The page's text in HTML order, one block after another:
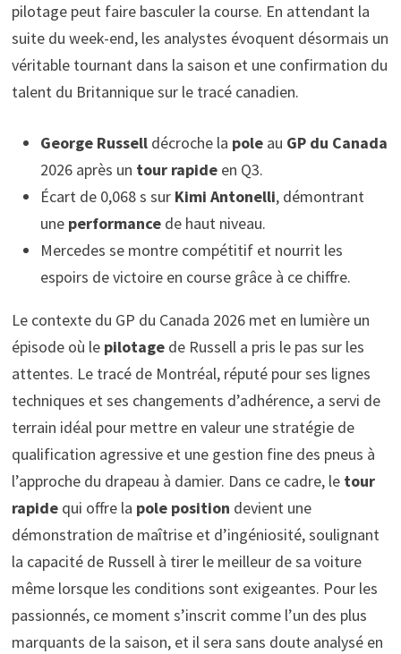
pilotage peut faire basculer la course. En attendant la
suite du week-end, les analystes évoquent désormais un
véritable tournant dans la saison et une confirmation du
talent du Britannique sur le tracé canadien.
George Russelldécroche la poleau GP du Canada
2026 après un tour rapideen Q3.
Écart de 0,068 s sur Kimi Antonelli, démontrant
une performancede haut niveau.
Mercedes se montre compétitif et nourrit les
espoirs de victoire en course grâce à ce chiffre.
Le contexte du GP du Canada 2026 met en lumière un
épisode où le pilotagede Russell a pris le pas sur les
attentes. Le tracé de Montréal, réputé pour ses lignes
techniques et ses changements d’adhérence, a servi de
terrain idéal pour mettre en valeur une stratégie de
qualification agressive et une gestion fine des pneus à
l’approche du drapeau à damier. Dans ce cadre, le tour
rapidequi offre la pole position devient une
démonstration de maîtrise et d’ingéniosité, soulignant
la capacité de Russell à tirer le meilleur de sa voiture
même lorsque les conditions sont exigeantes. Pour les
passionnés, ce moment s’inscrit comme l’un des plus
marquants de la saison, et il sera sans doute analysé en